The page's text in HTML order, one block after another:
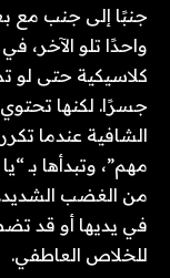
جنبًا إلى جنب مع
واحدًا تلو الآخر، في
كلاسيكية حتى لو
جسرًا. لكنها
الشافية عندما
مهم”، وتبدأها بـ
من الغضب الشديد.
في يديها أو قد
للخلاص العاطفي.